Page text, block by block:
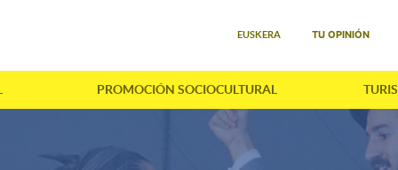
EUSKERA TU OPINIÓN
PROMOCIÓN SOCIOCULTURAL